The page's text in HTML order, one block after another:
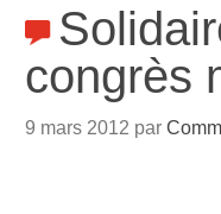
congrès
9 mars 2012 par